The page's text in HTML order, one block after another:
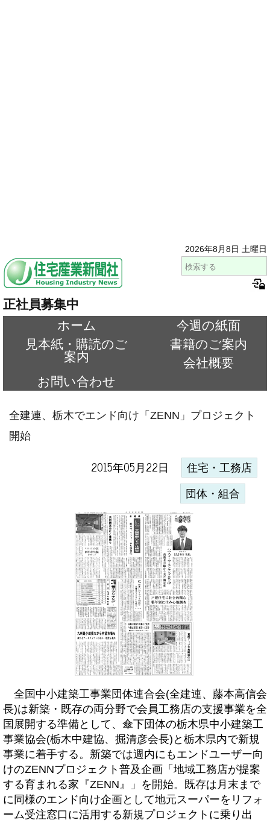
2026年8月8日 土曜日
正社員募集中
ホーム
今週の紙面
見本紙・購読のご
案内
書籍のご案内
会社概要
お問い合わせ
全建連、栃木でエンド向け「ZENN」プロジェクト
開始
2015年05月22日 住宅・工務店
団体・組合
全国中小建築工事業団体連合会(全建連、藤本高信会
長)は新築・既存の両分野で会員工務店の支援事業を全
国展開する準備として、傘下団体の栃木県中小建築工
事業協会(栃木中建協、掘清彦会長)と栃木県内で新規
事業に着手する。新築では週内にもエンドユーザー向
けのZENNプロジェクト普及企画「地域工務店が提案
する育まれる家『ZENN』」を開始。既存は月末まで
に同様のエンド向け企画として地元スーパーをリフォ
ーム受注窓口に活用する新規プロジェクトに乗り出